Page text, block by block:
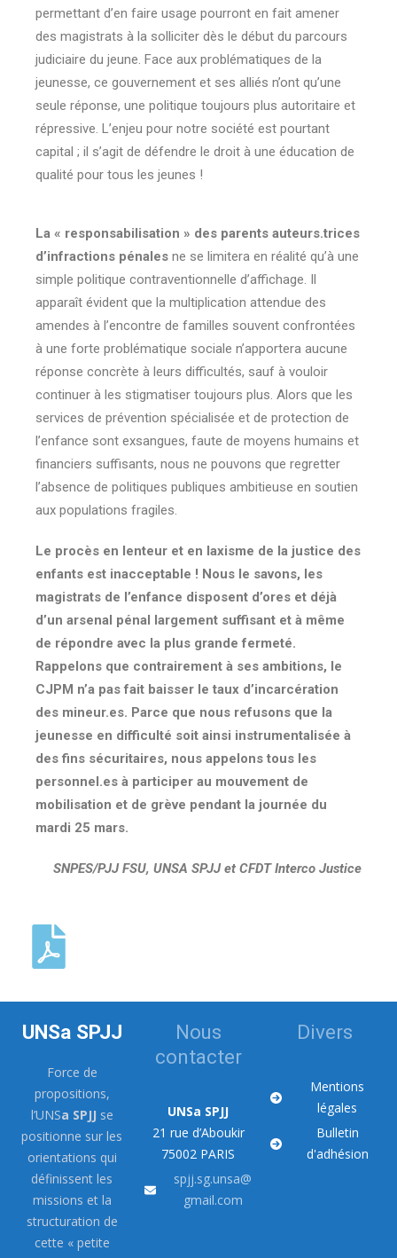
permettant d’en faire usage pourront en fait amener
des magistrats à la solliciter dès le début du parcours
judiciaire du jeune. Face aux problématiques de la
jeunesse, ce gouvernement et ses alliés n’ont qu’une
seule réponse, une politique toujours plus autoritaire et
répressive. L’enjeu pour notre société est pourtant
capital ; il s’agit de défendre le droit à une éducation de
qualité pour tous les jeunes !
La « responsabilisation » des parents auteurs.trices
d’infractions pénales ne se limitera en réalité qu’à une
simple politique contraventionnelle d’affichage. Il
apparaît évident que la multiplication attendue des
amendes à l’encontre de familles souvent confrontées
à une forte problématique sociale n’apportera aucune
réponse concrète à leurs difficultés, sauf à vouloir
continuer à les stigmatiser toujours plus. Alors que les
services de prévention spécialisée et de protection de
l’enfance sont exsangues, faute de moyens humains et
financiers suffisants, nous ne pouvons que regretter
l’absence de politiques publiques ambitieuse en soutien
aux populations fragiles.
Le procès en lenteur et en laxisme de la justice des
enfants est inacceptable ! Nous le savons, les
magistrats de l’enfance disposent d’ores et déjà
d’un arsenal pénal largement suffisant et à même
de répondre avec la plus grande fermeté.
Rappelons que contrairement à ses ambitions, le
CJPM n’a pas fait baisser le taux d’incarcération
des mineur.es. Parce que nous refusons que la
jeunesse en difficulté soit ainsi instrumentalisée à
des fins sécuritaires, nous appelons tous les
personnel.es à participer au mouvement de
mobilisation et de grève pendant la journée du
mardi 25 mars.
SNPES/PJJ FSU, UNSA SPJJ et CFDT Interco Justice
UNSa SPJJ
Force de
propositions,
l’UNSa SPJJ se
positionne sur les
orientations qui
définissent les
missions et la
structuration de
cette « petite
Nous
contacter
UNSa SPJJ
21 rue d’Aboukir
75002 PARIS
spjj.sg.unsa@
gmail.com
Divers
Mentions
légales
Bulletin
d'adhésion